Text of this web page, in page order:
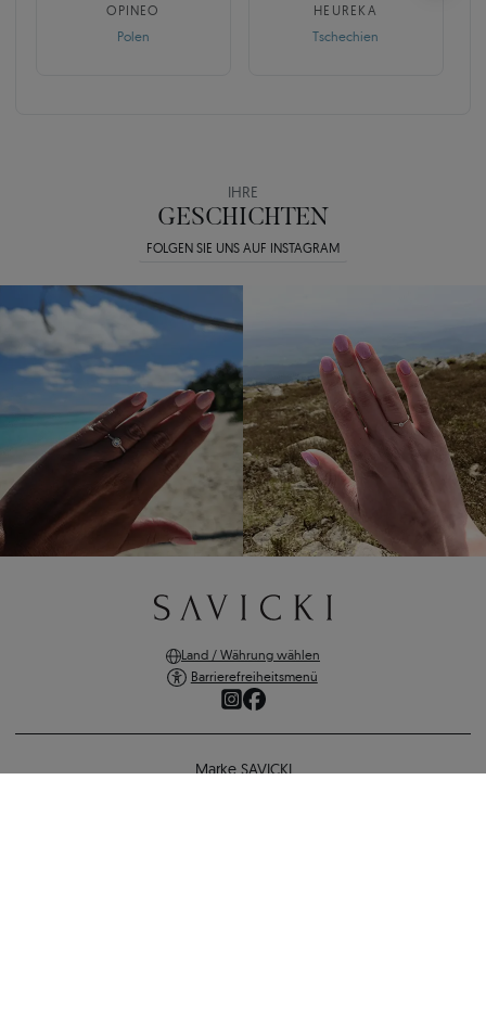
OPINEO
Polen
HEUREKA
Tschechien
IHRE
GESCHICHTEN
FOLGEN SIE UNS AUF INSTAGRAM
Land / Währung wählen
Barrierefreiheitsmenü
Marke SAVICKI